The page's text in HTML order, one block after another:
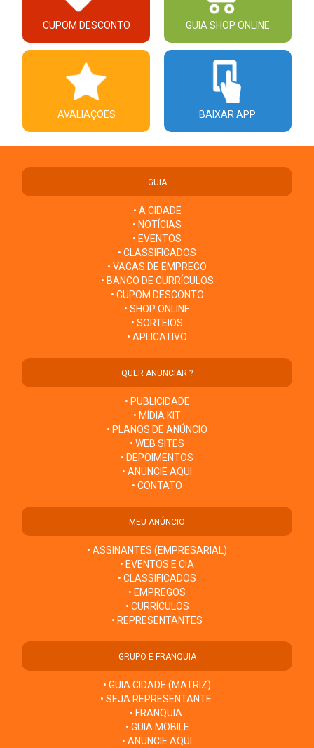
CUPOM DESCONTO GUIA SHOP ONLINE
AVALIAÇÕES BAIXAR APP
GUIA
• A CIDADE
• NOTÍCIAS
• EVENTOS
• CLASSIFICADOS
• VAGAS DE EMPREGO
• BANCO DE CURRÍCULOS
• CUPOM DESCONTO
• SHOP ONLINE
• SORTEIOS
• APLICATIVO
QUER ANUNCIAR ?
• PUBLICIDADE
• MÍDIA KIT
• PLANOS DE ANÚNCIO
• WEB SITES
• DEPOIMENTOS
• ANUNCIE AQUI
• CONTATO
MEU ANÚNCIO
• ASSINANTES (EMPRESARIAL)
• EVENTOS E CIA
• CLASSIFICADOS
• EMPREGOS
• CURRÍCULOS
• REPRESENTANTES
GRUPO E FRANQUIA
• GUIA CIDADE (MATRIZ)
• SEJA REPRESENTANTE
• FRANQUIA
• GUIA MOBILE
• ANUNCIE AQUI